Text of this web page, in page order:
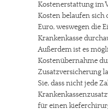
Kostenerstattung im
Kosten belaufen
Euro, weswegen die
Krankenkasse
Außerdem ist es
Kostenübernahme
Zusatzversicherung
Sie, dass nicht jede
für einen